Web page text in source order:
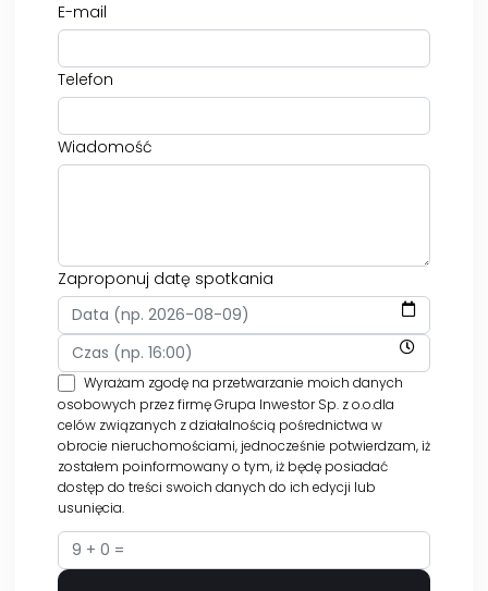
E-mail
Telefon
Wiadomość
Zaproponuj datę spotkania
Wyrażam zgodę na przetwarzanie moich danych
osobowych przez firmę Grupa Inwestor Sp. z o.o.dla
celów związanych z działalnością pośrednictwa w
obrocie nieruchomościami, jednocześnie potwierdzam, iż
zostałem poinformowany o tym, iż będę posiadać
dostęp do treści swoich danych do ich edycji lub
usunięcia.